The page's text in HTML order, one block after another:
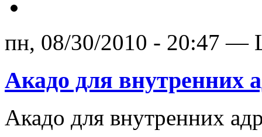
пн, 08/30/2010 - 20:47 —
Акадо для внутренних
Акадо для внутренних